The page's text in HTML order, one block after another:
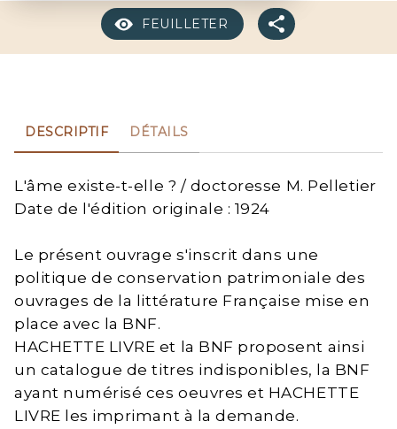
FEUILLETER
DESCRIPTIF DÉTAILS
L'âme existe-t-elle ? / doctoresse M. Pelletier
Date de l'édition originale : 1924
Le présent ouvrage s'inscrit dans une
politique de conservation patrimoniale des
ouvrages de la littérature Française mise en
place avec la BNF.
HACHETTE LIVRE et la BNF proposent ainsi
un catalogue de titres indisponibles, la BNF
ayant numérisé ces oeuvres et HACHETTE
LIVRE les imprimant à la demande.